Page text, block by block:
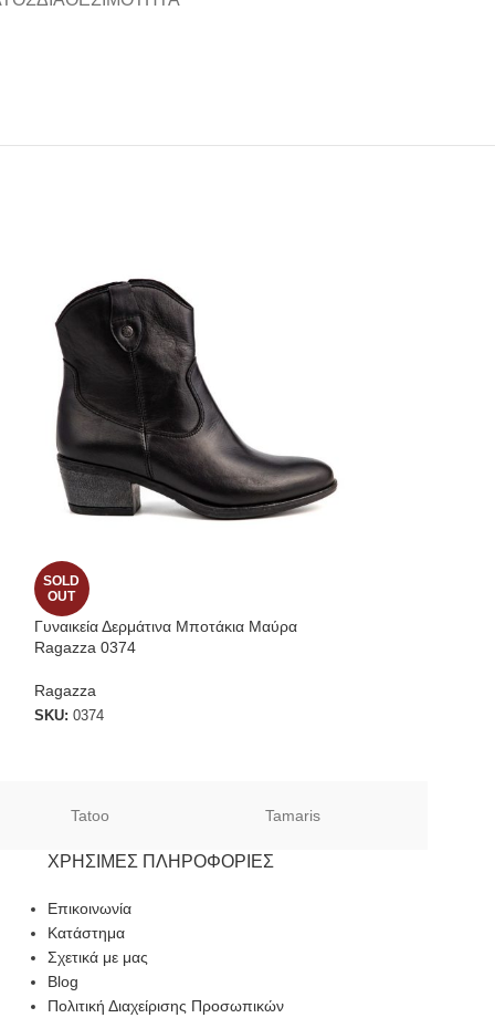
SOLD
OUT
Γυναικεία Δερμάτινα Μποτάκια Μαύρα
Ragazza 0374
Ragazza
SKU: 0374
Tatoo Tamaris
ΧΡΉΣΙΜΕΣ ΠΛΗΡΟΦΟΡΊΕΣ
Επικοινωνία
Κατάστημα
Σχετικά με μας
Blog
Πολιτική Διαχείρισης Προσωπικών